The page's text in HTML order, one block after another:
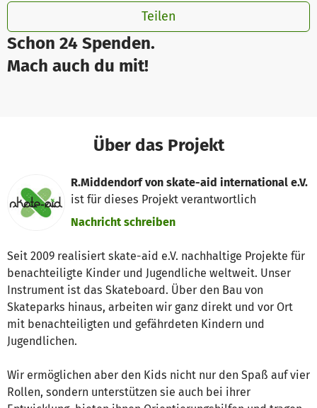
Schon 24 Spenden.
Mach auch du mit!
Teilen
Über das Projekt
R.Middendorf von skate-aid international e.V.
ist für dieses Projekt verantwortlich
Nachricht schreiben
Seit 2009 realisiert skate-aid e.V. nachhaltige Projekte für
benachteiligte Kinder und Jugendliche weltweit. Unser
Instrument ist das Skateboard. Über den Bau von
Skateparks hinaus, arbeiten wir ganz direkt und vor Ort
mit benachteiligten und gefährdeten Kindern und
Jugendlichen.
Wir ermöglichen aber den Kids nicht nur den Spaß auf vier
Rollen, sondern unterstützen sie auch bei ihrer